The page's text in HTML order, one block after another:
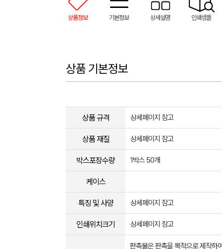
상품정보 기본정보 상세설명 인쇄샘플
상품 기본정보
상품 규격 상세페이지 참고
상품 재질 상세페이지 참고
박스포장수량 1박스 50개
케이스
특징 및 사양 상세페이지 참고
인쇄위치크기 상세페이지 참고
판촉물은 판촉을 목적으로 제작하